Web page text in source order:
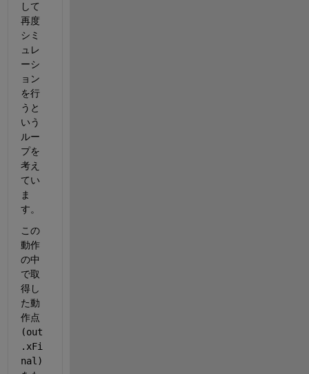
して
再度
シミ
ュレ
ーシ
ョン
を行
うと
いう
ルー
プを
考え
てい
ま
す。
この
動作
の中
で取
得し
た動
作点
(out
.xFi
nal)